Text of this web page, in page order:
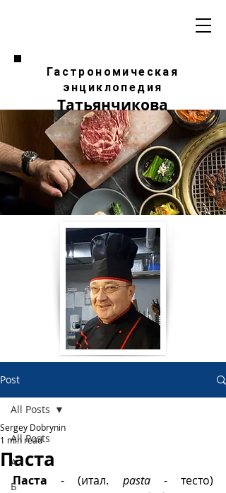
Гастрономическая
энциклопедия
Татьянчикова
Post
All Posts
А
Б
All Posts
Паста
Sergey Dobrynin
1 min read
Паста - (итал. pasta - тесто)